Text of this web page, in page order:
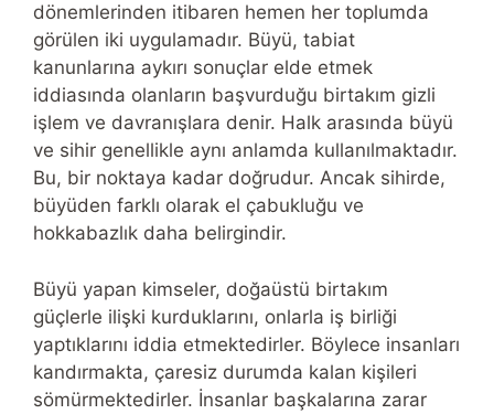
dönemlerinden itibaren hemen her toplumda
görülen iki uygulamadır. Büyü, tabiat
kanunlarına aykırı sonuçlar elde etmek
iddiasında olanların başvurduğu birtakım gizli
işlem ve davranışlara denir. Halk arasında büyü
ve sihir genellikle aynı anlamda kullanılmaktadır.
Bu, bir noktaya kadar doğrudur. Ancak sihirde,
büyüden farklı olarak el çabukluğu ve
hokkabazlık daha belirgindir.
Büyü yapan kimseler, doğaüstü birtakım
güçlerle ilişki kurduklarını, onlarla iş birliği
yaptıklarını iddia etmektedirler. Böylece insanları
kandırmakta, çaresiz durumda kalan kişileri
sömürmektedirler. İnsanlar başkalarına zarar